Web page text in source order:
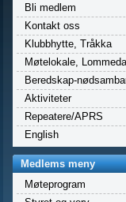
Bli medlem
Kontakt oss
Klubbhytte, Tråkka
Møtelokale,
Beredskap-
Aktiviteter
Repeatere/APRS
English
Medlems meny
Møteprogram